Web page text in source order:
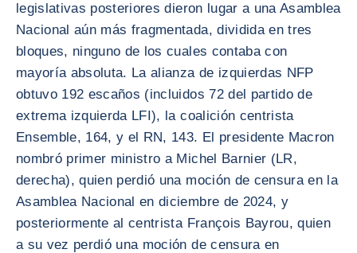
legislativas posteriores dieron lugar a una Asamblea
Nacional aún más fragmentada, dividida en tres
bloques, ninguno de los cuales contaba con
mayoría absoluta. La alianza de izquierdas NFP
obtuvo 192 escaños (incluidos 72 del partido de
extrema izquierda LFI), la coalición centrista
Ensemble, 164, y el RN, 143. El presidente Macron
nombró primer ministro a Michel Barnier (LR,
derecha), quien perdió una moción de censura en la
Asamblea Nacional en diciembre de 2024, y
posteriormente al centrista François Bayrou, quien
a su vez perdió una moción de censura en